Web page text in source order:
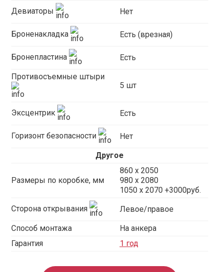
Девиаторы Нет
Броненакладка Есть (врезная)
Бронепластина Есть
Противосъемные штыри
5 шт
Эксцентрик Есть
Горизонт безопасности Нет
Другое
Размеры по коробке, мм
860 х 2050
980 x 2080
1050 x 2070 +3000руб.
Сторона открывания Левое/правое
Способ монтажа
На анкера
Гарантия
1 год